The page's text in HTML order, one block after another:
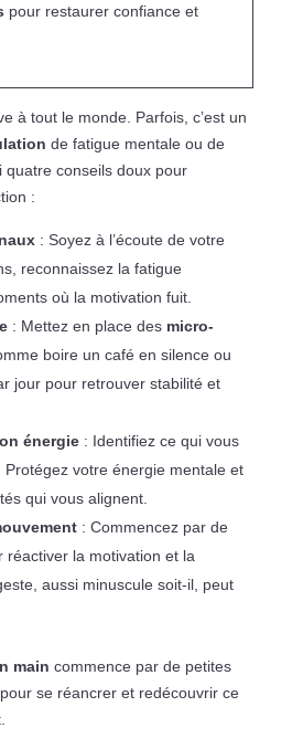
pour restaurer confiance et
à tout le monde. Parfois, c’est un
de fatigue mentale ou de
quatre conseils doux pour
:
: Soyez à l’écoute de votre
reconnaissez la fatigue
où la motivation fuit.
: Mettez en place des micro-
boire un café en silence ou
jour pour retrouver stabilité et
énergie: Identifiez ce qui vous
votre énergie mentale et
qui vous alignent.
: Commencez par de
réactiver la motivation et la
aussi minuscule soit-il, peut
main commence par de petites
se réancrer et redécouvrir ce